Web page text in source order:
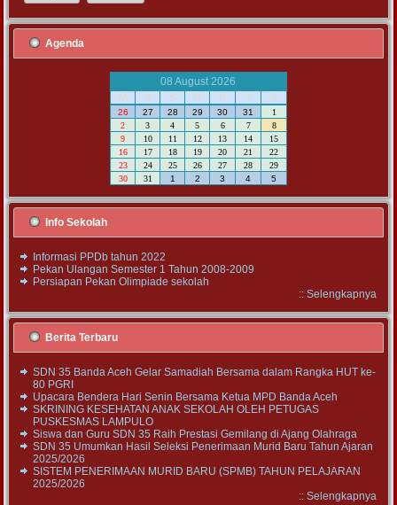
Agenda
08 August 2026
M
S S R K J S
26 27 28 29 30 31
1
2
3 4 5 6 7
8
9
10 11 12 13 14
15
16
17 18 19 20 21
22
23
24 25 26 27 28
29
30
31 1 2 3 4 5
Info Sekolah
Informasi PPDb tahun 2022
Pekan Ulangan Semester 1 Tahun 2008-2009
Persiapan Pekan Olimpiade sekolah
:: Selengkapnya
Berita Terbaru
SDN 35 Banda Aceh Gelar Samadiah Bersama dalam Rangka HUT ke-
80 PGRI
Upacara Bendera Hari Senin Bersama Ketua MPD Banda Aceh
SKRINING KESEHATAN ANAK SEKOLAH OLEH PETUGAS
PUSKESMAS LAMPULO
Siswa dan Guru SDN 35 Raih Prestasi Gemilang di Ajang Olahraga
SDN 35 Umumkan Hasil Seleksi Penerimaan Murid Baru Tahun Ajaran
2025/2026
SISTEM PENERIMAAN MURID BARU (SPMB) TAHUN PELAJARAN
2025/2026
:: Selengkapnya